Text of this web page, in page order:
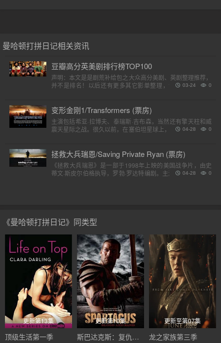
曼哈顿打拼日记相关资讯
豆瓣高分英美剧排行榜TOP100
声明：本文是是剧荒补给包之大众高分美剧、英剧整理推荐，
并不是排名！以后还有更多其它影单整理，请各位收藏好。
0
03-24
变形金刚1/Transformers (票房)
主演包括希亚·拉博夫、泰瑞斯·吉布森，当然还有擎天柱和威
震天星际之战。很久以前，在塞伯坦星球上，一个巨大的，强
0
04-28
拯救大兵瑞恩/Saving Private Ryan (票房)
《拯救大兵瑞恩》是一部于1998年上映的美国战争片，由史
蒂文·斯皮尔伯格执导，罗勃·罗达特编剧。主演包括汤姆·汉克
0
04-28
《曼哈顿打拼日记》同类型
更新第13集
顶级生活第一季
更新第10集
斯巴达克斯：复仇第二季
更新至第07集
龙之家族第三季